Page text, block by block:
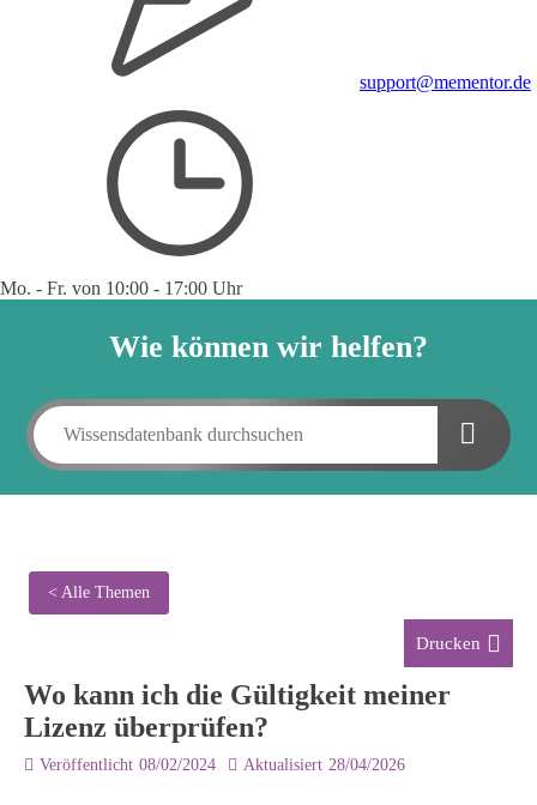
support@mementor.de
Mo. - Fr. von 10:00 - 17:00 Uhr
Wie können wir helfen?
< Alle Themen
Drucken
Wo kann ich die Gültigkeit meiner
Lizenz überprüfen?
Veröffentlicht 08/02/2024 Aktualisiert 28/04/2026